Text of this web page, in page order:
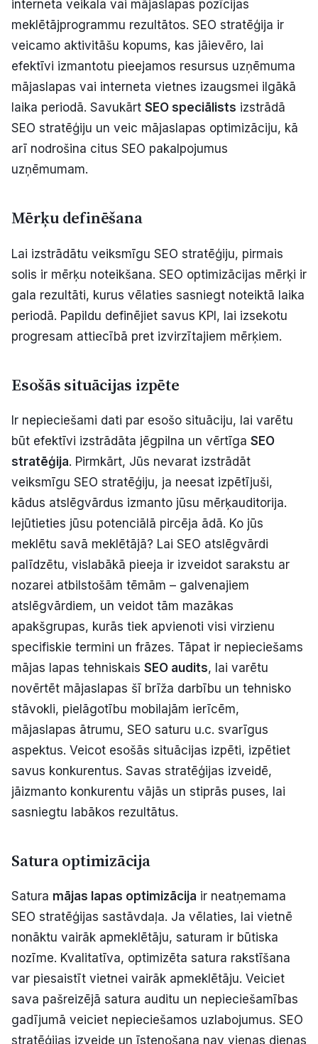
Pasākumi
Reklāma
Politiskā reklāma
Par mums
Ziņo redakcijai
Facebook Instagram YouTube
E-avīze Abonē
interneta veikala vai mājaslapas pozīcijas
meklētājprogrammu rezultātos. SEO stratēģija ir
veicamo aktivitāšu kopums, kas jāievēro, lai
efektīvi izmantotu pieejamos resursus uzņēmuma
mājaslapas vai interneta vietnes izaugsmei ilgākā
laika periodā. Savukārt SEO speciālists izstrādā
SEO stratēģiju un veic mājaslapas optimizāciju, kā
arī nodrošina citus SEO pakalpojumus
uzņēmumam.
Mērķu definēšana
Lai izstrādātu veiksmīgu SEO stratēģiju, pirmais
solis ir mērķu noteikšana. SEO optimizācijas mērķi ir
gala rezultāti, kurus vēlaties sasniegt noteiktā laika
periodā. Papildu definējiet savus KPI, lai izsekotu
progresam attiecībā pret izvirzītajiem mērķiem.
Esošās situācijas izpēte
Ir nepieciešami dati par esošo situāciju, lai varētu
būt efektīvi izstrādāta jēgpilna un vērtīga SEO
stratēģija. Pirmkārt, Jūs nevarat izstrādāt
veiksmīgu SEO stratēģiju, ja neesat izpētījuši,
kādus atslēgvārdus izmanto jūsu mērķauditorija.
Iejūtieties jūsu potenciālā pircēja ādā. Ko jūs
meklētu savā meklētājā? Lai SEO atslēgvārdi
palīdzētu, vislabākā pieeja ir izveidot sarakstu ar
nozarei atbilstošām tēmām – galvenajiem
atslēgvārdiem, un veidot tām mazākas
apakšgrupas, kurās tiek apvienoti visi virzienu
specifiskie termini un frāzes. Tāpat ir nepieciešams
mājas lapas tehniskais SEO audits, lai varētu
novērtēt mājaslapas šī brīža darbību un tehnisko
stāvokli, pielāgotību mobilajām ierīcēm,
mājaslapas ātrumu, SEO saturu u.c. svarīgus
aspektus. Veicot esošās situācijas izpēti, izpētiet
savus konkurentus. Savas stratēģijas izveidē,
jāizmanto konkurentu vājās un stiprās puses, lai
sasniegtu labākos rezultātus.
Satura optimizācija
Satura mājas lapas optimizācija ir neatņemama
SEO stratēģijas sastāvdaļa. Ja vēlaties, lai vietnē
nonāktu vairāk apmeklētāju, saturam ir būtiska
nozīme. Kvalitatīva, optimizēta satura rakstīšana
var piesaistīt vietnei vairāk apmeklētāju. Veiciet
sava pašreizējā satura auditu un nepieciešamības
gadījumā veiciet nepieciešamos uzlabojumus. SEO
stratēģijas izveide un īstenošana nav vienas dienas